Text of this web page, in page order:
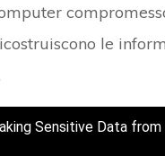
le
Sensitive Data